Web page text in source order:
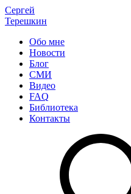
Сергей
Терешкин
Обо мне
Новости
Блог
СМИ
Видео
FAQ
Библиотека
Контакты